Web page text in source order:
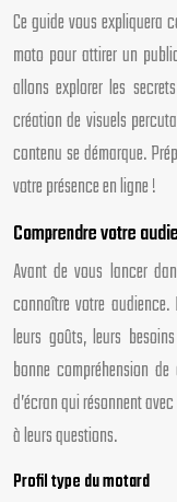
Ce guide vous expliquera
moto pour attirer un
allons explorer les
création de visuels
contenu se démarque.
votre présence en ligne !
Comprendre votre
Avant de vous lancer
connaître votre
leurs goûts, leurs
bonne compréhension
d’écran qui résonnent
à leurs questions.
Profil type du motard